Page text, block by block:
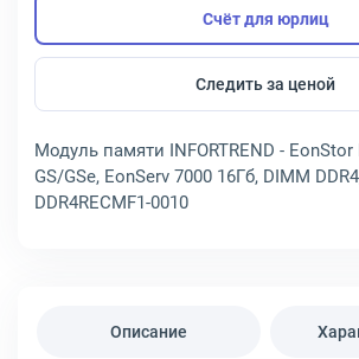
Счёт для юрлиц
Следить за ценой
Модуль памяти INFORTREND - EonStor
GS/GSe, EonServ 7000 16Гб, DIMM
DDR4RECMF1-0010
Описание